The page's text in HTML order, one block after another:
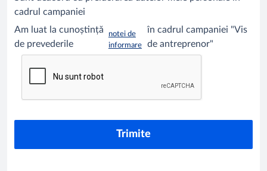
cadrul campaniei
Am luat la cunoștință
de prevederile
notei de
informare
în cadrul campaniei "Vis
de antreprenor"